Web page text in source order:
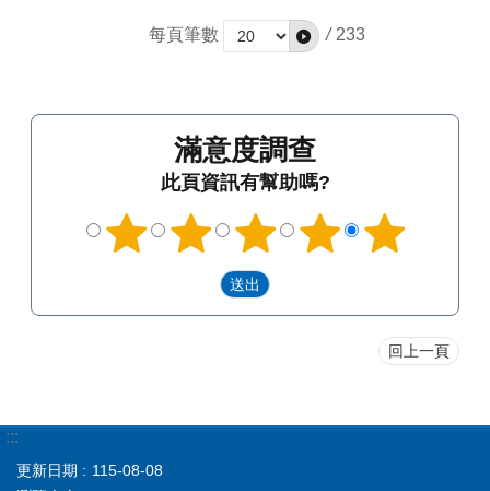
每頁筆數 / 233
滿意度調查
此頁資訊有幫助嗎?
回上一頁
:::
更新日期
115-08-08